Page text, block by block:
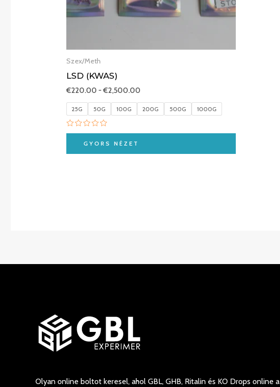
Szex/Meth
LSD (KWAS)
€220.00 - €2,500.00
25G 50G 100G 200G 500G 1000G
Értékelés:
5
GYORS NÉZET
Olyan online boltot keresel, ahol GBL, GHB, Ritalin és KO Drops online a